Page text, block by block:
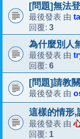
[問題]無法
最後發表 由
回覆: 3
為什麼別人
最後發表 由
回覆: 6
[問題]請教
最後發表 由
這樣的情形,
最後發表 由
回覆: 1